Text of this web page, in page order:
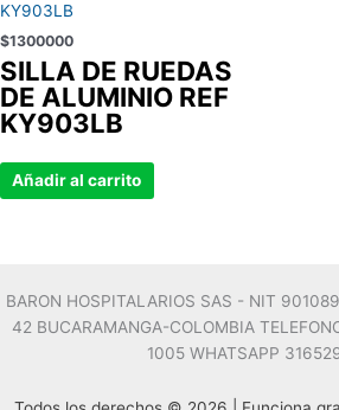
KY903LB
$1300000
SILLA DE RUEDAS
DE ALUMINIO REF
KY903LB
Añadir al carrito
BARON HOSPITALARIOS SAS - NIT
42 BUCARAMANGA-COLOMBIA
1005 WHATSAPP